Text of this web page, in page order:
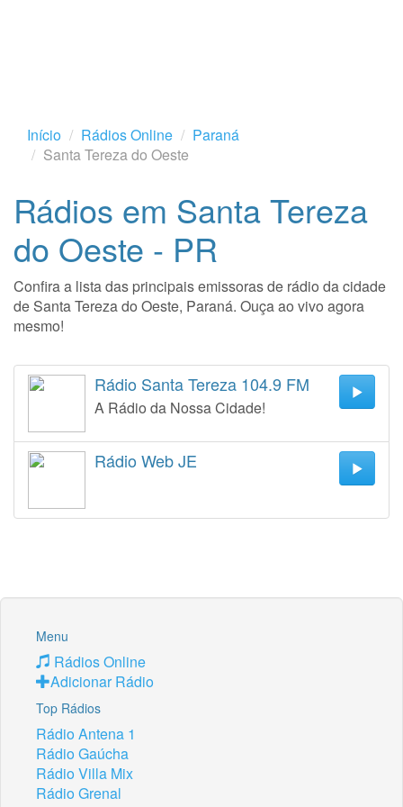
Início Rádios Online
Paraná
Santa Tereza do Oeste
Rádios em Santa Tereza
do Oeste - PR
Confira a lista das principais emissoras de rádio da cidade
de Santa Tereza do Oeste, Paraná. Ouça ao vivo agora
mesmo!
Rádio Santa Tereza 104.9 FM
A Rádio da Nossa Cidade!
Rádio Web JE
Menu
Rádios Online
Adicionar Rádio
Top Rádios
Rádio Antena 1
Rádio Gaúcha
Rádio Villa Mix
Rádio Grenal